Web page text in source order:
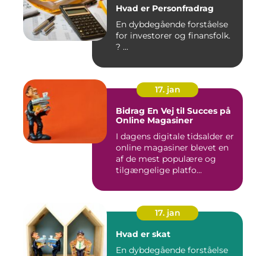
Hvad er Personfradrag
En dybdegående forståelse
for investorer og finansfolk.
? ...
17. jan
Bidrag En Vej til Succes på
Online Magasiner
I dagens digitale tidsalder er
online magasiner blevet en
af de mest populære og
tilgængelige platfo...
17. jan
Hvad er skat
En dybdegående forståelse